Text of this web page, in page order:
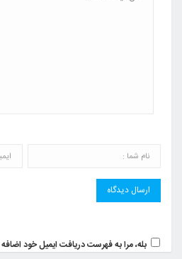
بله، مرا به فهرست دریافت ایمیل خود اضافه